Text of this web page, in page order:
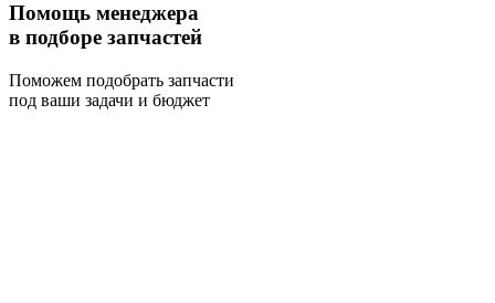
Помощь менеджера
в подборе запчастей
Поможем подобрать запчасти
под ваши задачи и бюджет